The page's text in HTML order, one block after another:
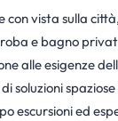
con vista sulla
e bagno
alle esigenze
soluzioni
escursioni ed